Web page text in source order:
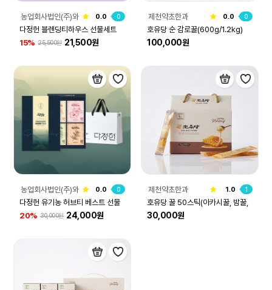
농업회사법인(주)와
이케이컴퍼니
0.0 0
다정헌 블렌딩티하우스 선물세트
15% 25,500원 21,500원
제천약초한과 0.0 0
호유당 순 감로꿀(600g/1.2kg)
100,000원
농업회사법인(주)와
이케이컴퍼니
0.0 0
다정헌 유기농 허브티 베스트 선물
세트
20% 30,000원 24,000원
제천약초한과 1.0 1
호유당 꿀 50스틱(아카시꿀, 밤꿀,
야생화꿀)
30,000원